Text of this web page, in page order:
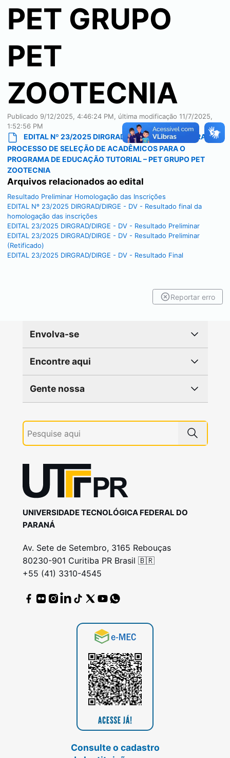
PET GRUPO
PET
ZOOTECNIA
Publicado 9/12/2025, 4:46:24 PM , última modificação 11/7/2025,
1:52:56 PM
EDITAL Nº 23/2025 DIRGRAD/DIRGE - DV ABERTURA DO
PROCESSO DE SELEÇÃO DE ACADÊMICOS PARA O
PROGRAMA DE EDUCAÇÃO TUTORIAL – PET GRUPO PET
ZOOTECNIA
Arquivos relacionados ao edital
Resultado Preliminar Homologação das Inscrições
EDITAL Nº 23/2025 DIRGRAD/DIRGE - DV - Resultado final da
homologação das inscrições
EDITAL 23/2025 DIRGRAD/DIRGE - DV - Resultado Preliminar
EDITAL 23/2025 DIRGRAD/DIRGE - DV - Resultado Preliminar
(Retificado)
EDITAL 23/2025 DIRGRAD/DIRGE - DV - Resultado Final
Reportar erro
Envolva-se
Encontre aqui
Gente nossa
UNIVERSIDADE TECNOLÓGICA FEDERAL DO
PARANÁ
Av. Sete de Setembro, 3165 Rebouças
80230-901 Curitiba PR Brasil 🇧🇷
+55 (41) 3310-4545
Consulte o cadastro